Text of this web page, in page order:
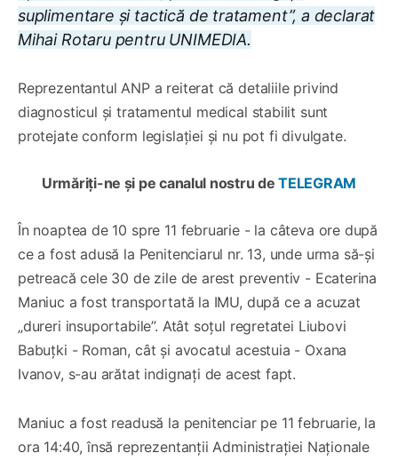
suplimentare și tactică de tratament”, a declarat
Mihai Rotaru pentru UNIMEDIA.
Reprezentantul ANP a reiterat că detaliile privind
diagnosticul și tratamentul medical stabilit sunt
protejate conform legislației și nu pot fi divulgate.
Urmăriți-ne și pe canalul nostru deTELEGRAM
În noaptea de 10 spre 11 februarie - la câteva ore după
ce a fost adusă la Penitenciarul nr. 13, unde urma să-și
petreacă cele 30 de zile de arest preventiv - Ecaterina
Maniuc a fost transportată la IMU, după ce a acuzat
„dureri insuportabile”. Atât soțul regretatei Liubovi
Babuțki - Roman, cât și avocatul acestuia - Oxana
Ivanov, s-au arătat indignați de acest fapt.
Maniuc a fost readusă la penitenciar pe 11 februarie, la
ora 14:40, însă reprezentanții Administrației Naționale